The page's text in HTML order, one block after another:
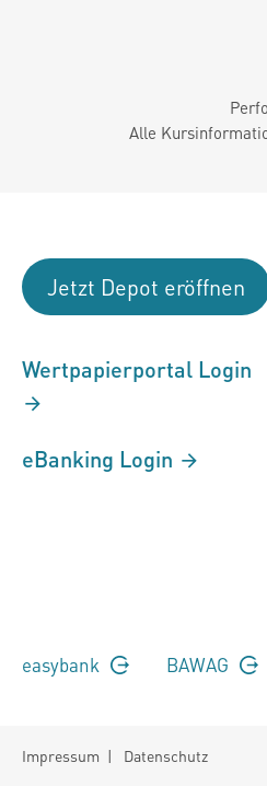
Alle
Jetzt Depot eröffnen
Wertpapierportal Login
eBanking Login
easybank BAWAG
Impressum | Datenschutz